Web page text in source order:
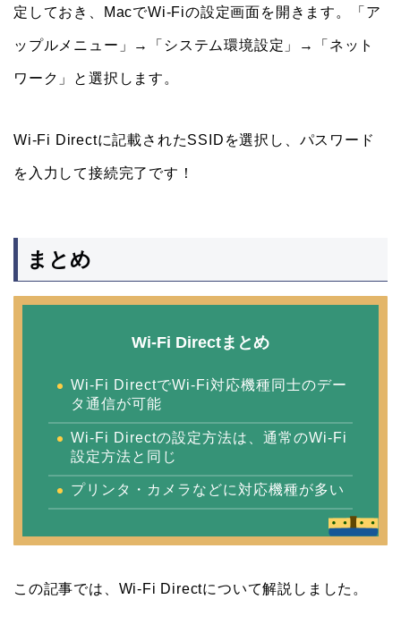
定しておき、MacでWi-Fiの設定画面を開きます。「ア
ップルメニュー」→「システム環境設定」→「ネット
ワーク」と選択します。
Wi-Fi Directに記載されたSSIDを選択し、パスワード
を入力して接続完了です！
まとめ
Wi-Fi Directまとめ
Wi-Fi DirectでWi-Fi対応機種同士のデー
タ通信が可能
Wi-Fi Directの設定方法は、通常のWi-Fi
設定方法と同じ
プリンタ・カメラなどに対応機種が多い
この記事では、Wi-Fi Directについて解説しました。